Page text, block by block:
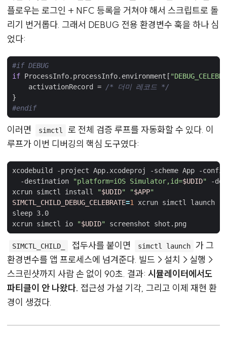
플로우는 로그인 + NFC 등록을 거쳐야 해서 스크립트로 돌
리기 번거롭다. 그래서 DEBUG 전용 환경변수 훅을 하나 심
었다:
#if DEBUG
if ProcessInfo. processInfo. environment [
activationRecord
= /* 더미 레코드 */
}
#endif
이러면 simctl
로 전체 검증 루프를 자동화할 수 있다. 이
루프가 이번 디버깅의 핵심 도구였다:
xcodebuild -project App.xcodeproj -scheme App -
  -destination
"platform=iOS Simulator,id=$UDID" -
xcrun simctl install
"$UDID" "$APP"
SIMCTL_CHILD_DEBUG_CELEBRATE=1 xcrun simctl launch
xcrun simctl io
"$UDID"
SIMCTL_CHILD_ 접두사를 붙이면 simctl launch
가 그
환경변수를 앱 프로세스에 넘겨준다. 빌드→설치→실행→
스크린샷까지 사람 손 없이 90초. 결과: 시뮬레이터에서도
파티클이 안 나왔다. 접근성 가설 기각, 그리고 이제 재현 환
경이 생겼다.